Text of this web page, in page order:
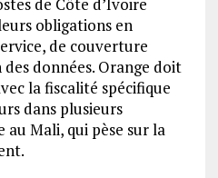
de Côte d’Ivoire
obligations en
de couverture
données. Orange doit
la fiscalité spécifique
dans plusieurs
au Mali, qui pèse sur la